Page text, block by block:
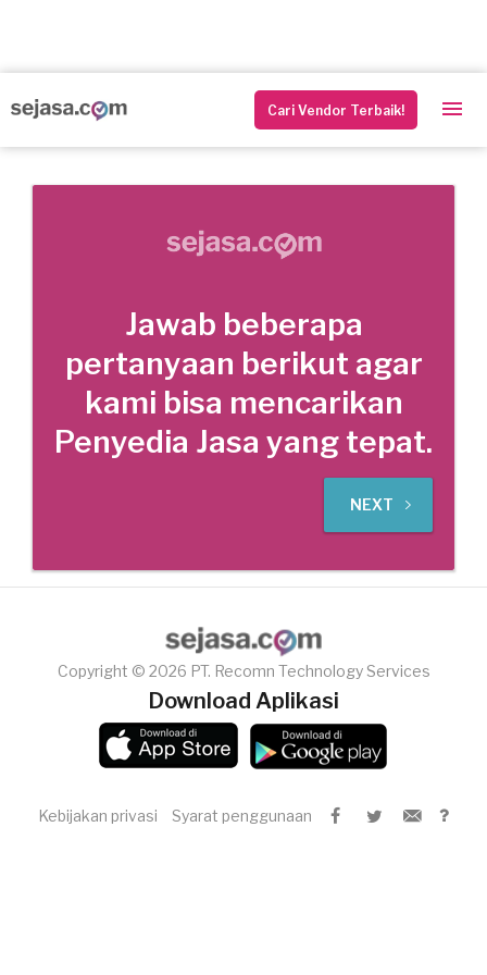
Cari Vendor Terbaik!
Jawab beberapa
pertanyaan berikut agar
kami bisa mencarikan
Penyedia Jasa yang tepat.
NEXT
Copyright © 2026 PT. Recomn Technology Services
Download Aplikasi
Kebijakan privasi Syarat penggunaan